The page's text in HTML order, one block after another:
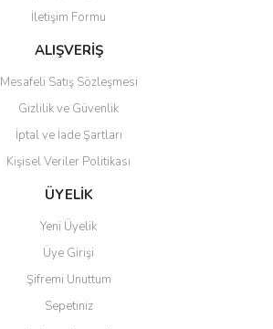
İletişim Formu
ALIŞVERİŞ
Mesafeli Satış Sözleşmesi
Gizlilik ve Güvenlik
İptal ve İade Şartları
Kişisel Veriler Politikası
ÜYELİK
Yeni Üyelik
Üye Girişi
Şifremi Unuttum
Sepetiniz